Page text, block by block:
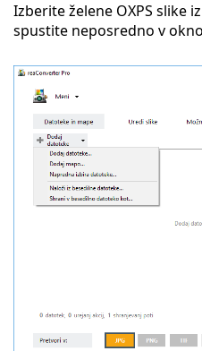
Izberite želene OXPS slike
spustite neposredno v